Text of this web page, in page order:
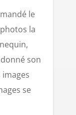
le
la
son
se